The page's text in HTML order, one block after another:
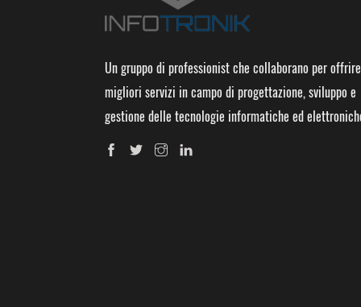
Un gruppo di professionist che collaborano per
migliori servizi in campo di progettazione, sviluppo e
gestione delle tecnologie informatiche ed